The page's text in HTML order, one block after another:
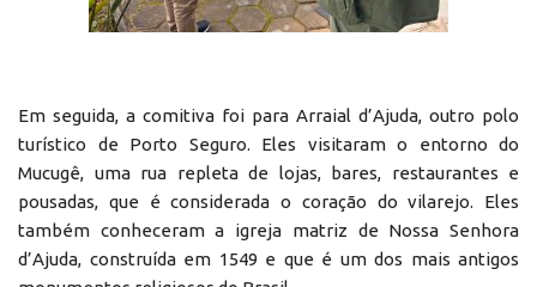
Em seguida, a comitiva foi para Arraial d’Ajuda, outro polo
turístico de Porto Seguro. Eles visitaram o entorno do
Mucugê, uma rua repleta de lojas, bares, restaurantes e
pousadas, que é considerada o coração do vilarejo. Eles
também conheceram a igreja matriz de Nossa Senhora
d’Ajuda, construída em 1549 e que é um dos mais antigos